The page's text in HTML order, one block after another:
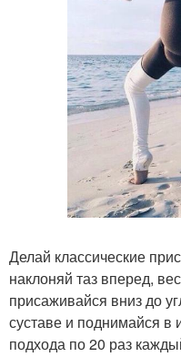
Делай классические
наклоняй таз вперед,
присаживайся вниз до
суставе и поднимайся
подхода по 20 раз